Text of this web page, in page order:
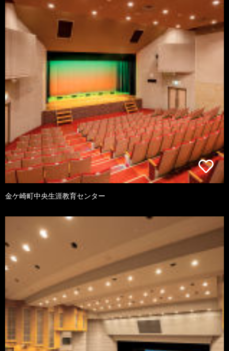
金ケ崎町中央生涯教育センター